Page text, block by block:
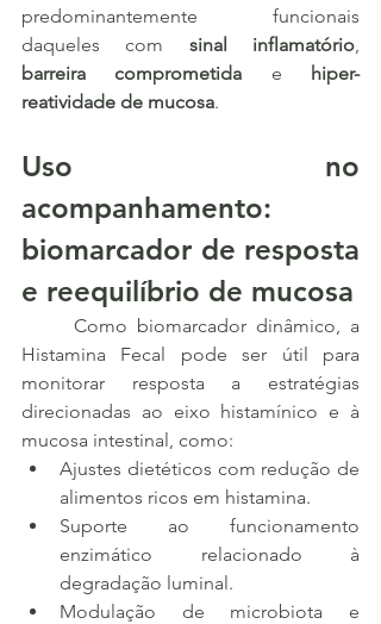
predominantemente funcionais
daqueles com sinal inflamatório
barreira comprometida e hiper-
reatividade de mucosa.
Uso no
acompanhamento:
biomarcador de resposta
e reequilíbrio de mucosa
Histamina Fecal pode ser útil para
monitorar resposta a estratégias
direcionadas ao eixo histamínico e à
mucosa intestinal, como:
Ajustes dietéticos com redução de
alimentos ricos em histamina.
Suporte ao funcionamento
enzimático relacionado à
degradação luminal.
Modulação de microbiota e